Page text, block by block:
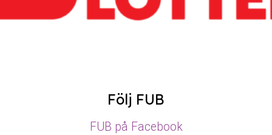
Följ FUB
FUB på Facebook